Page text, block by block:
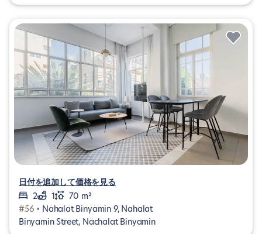
日付を追加して価格を見る
2
1
70 m²
#56 • Nahalat Binyamin 9, Nahalat
Binyamin Street, Nachalat Binyamin